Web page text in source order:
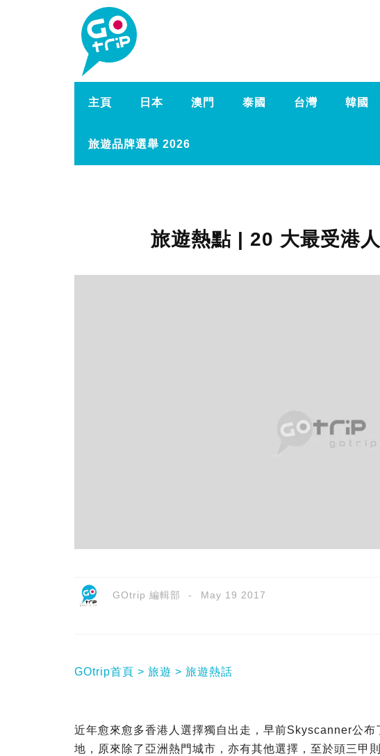
主頁 日本 澳門 泰國 台灣 韓國
旅遊品牌選舉 2026
旅遊熱點 | 20 大最受港
GOtrip 編輯部 May 19 2017
GOtrip首頁 旅遊 旅遊熱話
近年愈來愈多香港人選擇獨自出走，早前Skyscanner公
地，原來除了亞洲熱門城市，亦有其他選擇，至於頭三